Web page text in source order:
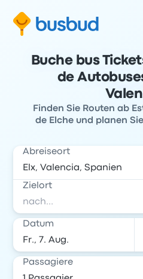
Buche bus
de
Finden Sie Routen ab
de Elche und planen
Abreiseort
Zielort
Datum
Passagiere